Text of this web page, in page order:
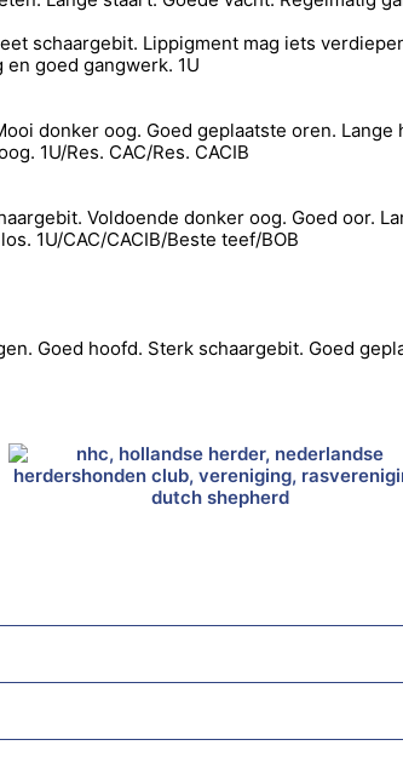
schaargebit. Lippigment mag iets
goed gangwerk. 1U
donker oog. Goed geplaatste oren.
1U/Res. CAC/Res. CACIB
Voldoende donker oog. Goed oor.
1U/CAC/CACIB/Beste teef/BOB
Goed hoofd. Sterk schaargebit. Goed